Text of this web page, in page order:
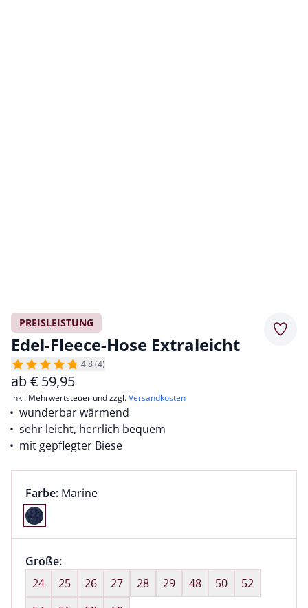
PREISLEISTUNG
Edel-Fleece-Hose Extraleicht
4,8 (4)
ab€ 59,95
inkl. Mehrwertsteuer und zzgl.Versandkosten
wunderbar wärmend
sehr leicht, herrlich bequem
mit gepflegter Biese
Farbauswahl:
Farbe: aktuell ausgewählt:
Marine
Farbe Marine ausgewählt
Größenauswahl:
Größe:nichts ausgewählt
24
25 26 27 28 29 48 50
52